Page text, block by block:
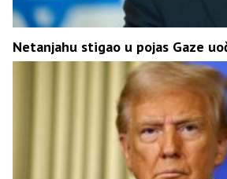
Netanjahu stigao u pojas Gaze